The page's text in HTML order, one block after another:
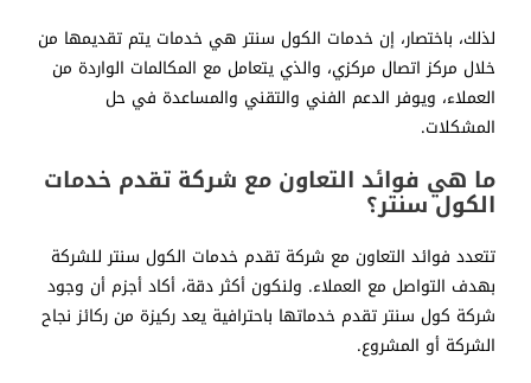
لذلك، باختصار، إن خدمات الكول سنتر هي خدمات يتم تقديمها من
خلال مركز اتصال مركزي، والذي يتعامل مع المكالمات الواردة من
العملاء، ويوفر الدعم الفني والتقني والمساعدة في حل
المشكلات.
ما هي فوائد التعاون مع شركة تقدم خدمات
الكول سنتر؟
تتعدد فوائد التعاون مع شركة تقدم خدمات الكول سنتر للشركة
بهدف التواصل مع العملاء. ولنكون أكثر دقة، أكاد أجزم أن وجود
شركة كول سنتر تقدم خدماتها باحترافية يعد ركيزة من ركائز نجاح
الشركة أو المشروع.